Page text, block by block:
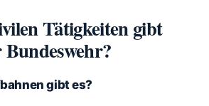
Tätigkeiten gibt
Bundeswehr?
gibt es?